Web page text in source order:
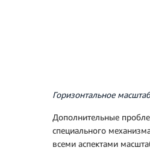
Горизонтальное
Дополнительные
специального
всеми аспектами